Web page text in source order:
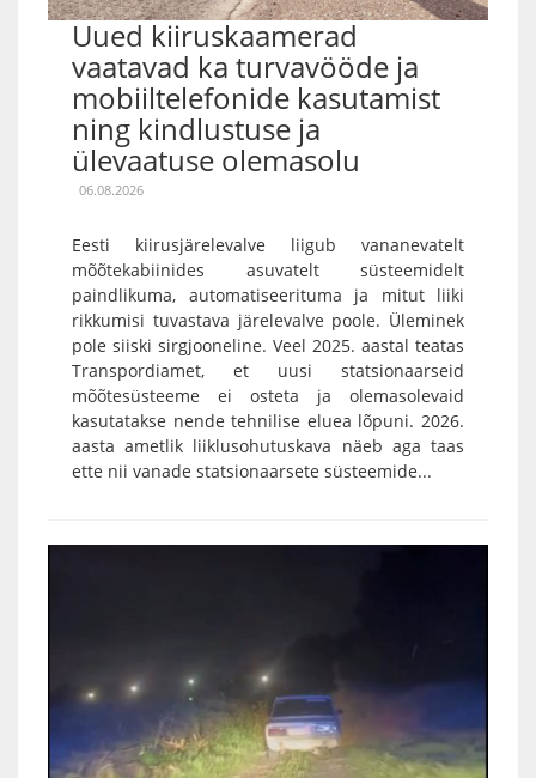
Uued kiiruskaamerad
vaatavad ka turvavööde ja
mobiiltelefonide kasutamist
ning kindlustuse ja
ülevaatuse olemasolu
06.08.2026
Eesti kiirusjärelevalve liigub vananevatelt
mõõtekabiinides asuvatelt süsteemidelt
paindlikuma, automatiseerituma ja mitut liiki
rikkumisi tuvastava järelevalve poole. Üleminek
pole siiski sirgjooneline. Veel 2025. aastal teatas
Transpordiamet, et uusi statsionaarseid
mõõtesüsteeme ei osteta ja olemasolevaid
kasutatakse nende tehnilise eluea lõpuni. 2026.
aasta ametlik liiklusohutuskava näeb aga taas
ette nii vanade statsionaarsete süsteemide...